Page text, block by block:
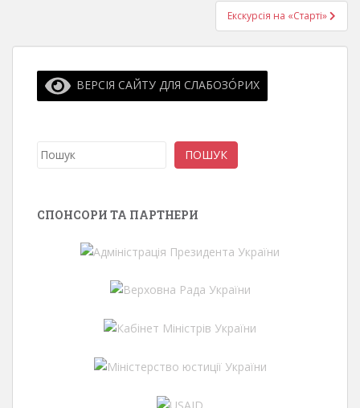
Екскурсія на «Старті»
ВЕРСІЯ САЙТУ ДЛЯ СЛАБОЗО́РИХ
Пошук ПОШУК
СПОНСОРИ ТА ПАРТНЕРИ